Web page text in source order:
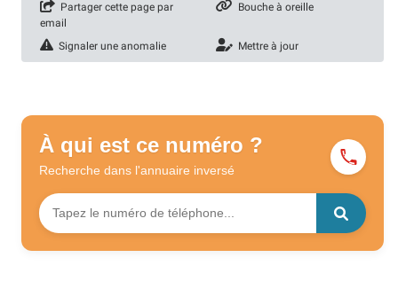
Partager cette page par
email
Bouche à oreille
Signaler une anomalie Mettre à jour
À qui est ce numéro ?
Recherche dans l'annuaire inversé